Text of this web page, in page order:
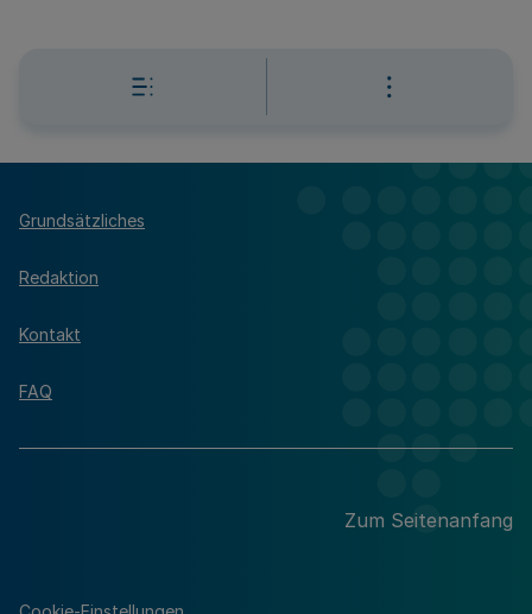
Grundsätzliches
Redaktion
Kontakt
FAQ
Zum Seitenanfang